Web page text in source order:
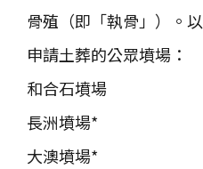
骨殖（即「執骨」）。
申請土葬的公眾墳場：
和合石墳場
長洲墳場*
大澳墳場*